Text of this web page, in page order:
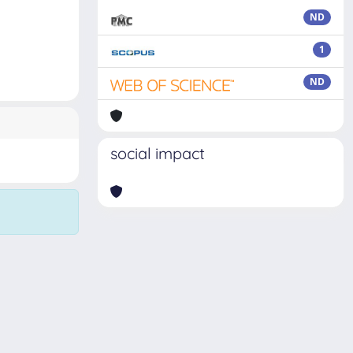
ND
1
ND
social impact